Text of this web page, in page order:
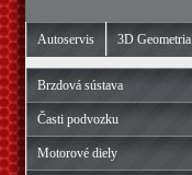
Autoservis 3D Geometria
Brzdová sústava
Časti podvozku
Motorové diely